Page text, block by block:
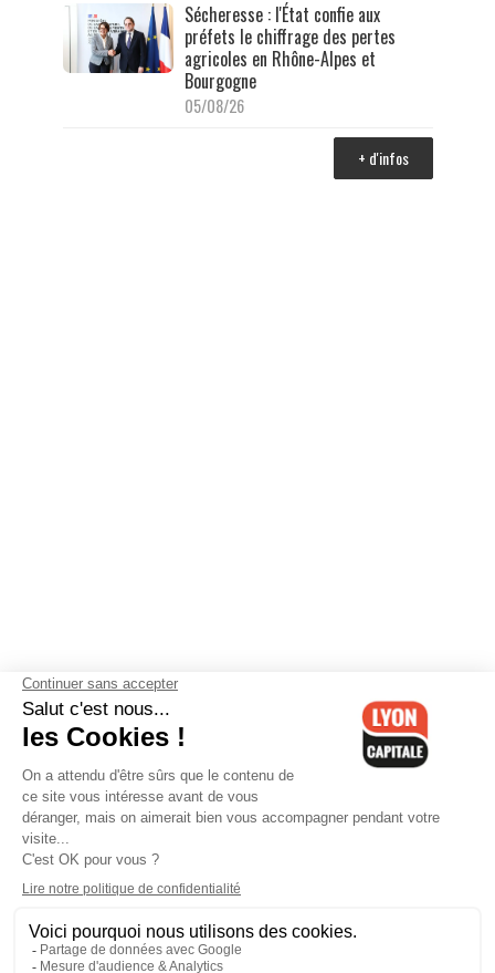
Sécheresse : l'État confie aux
préfets le chiffrage des pertes
agricoles en Rhône-Alpes et
Bourgogne
05/08/26
+ d'infos
Contactez-nous-Mentions légales-CGV-Politique de
confidentialité-Gestion des cookies